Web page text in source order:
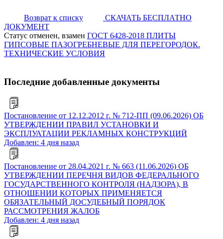
Возврат к списку
СКАЧАТЬ БЕСПЛАТНО
ДОКУМЕНТ
Статус отменен, взамен ГОСТ 6428-2018 ПЛИТЫ
ГИПСОВЫЕ ПАЗОГРЕБНЕВЫЕ ДЛЯ ПЕРЕГОРОДОК.
ТЕХНИЧЕСКИЕ УСЛОВИЯ
Последние добавленные документы
Постановление от 12.12.2012 г. № 712-ПП (09.06.2026) ОБ
УТВЕРЖДЕНИИ ПРАВИЛ УСТАНОВКИ И
ЭКСПЛУАТАЦИИ РЕКЛАМНЫХ КОНСТРУКЦИЙ
Добавлен: 4 дня назад
Постановление от 28.04.2021 г. № 663 (11.06.2026) ОБ
УТВЕРЖДЕНИИ ПЕРЕЧНЯ ВИДОВ ФЕДЕРАЛЬНОГО
ГОСУДАРСТВЕННОГО КОНТРОЛЯ (НАДЗОРА), В
ОТНОШЕНИИ КОТОРЫХ ПРИМЕНЯЕТСЯ
ОБЯЗАТЕЛЬНЫЙ ДОСУДЕБНЫЙ ПОРЯДОК
РАССМОТРЕНИЯ ЖАЛОБ
Добавлен: 4 дня назад